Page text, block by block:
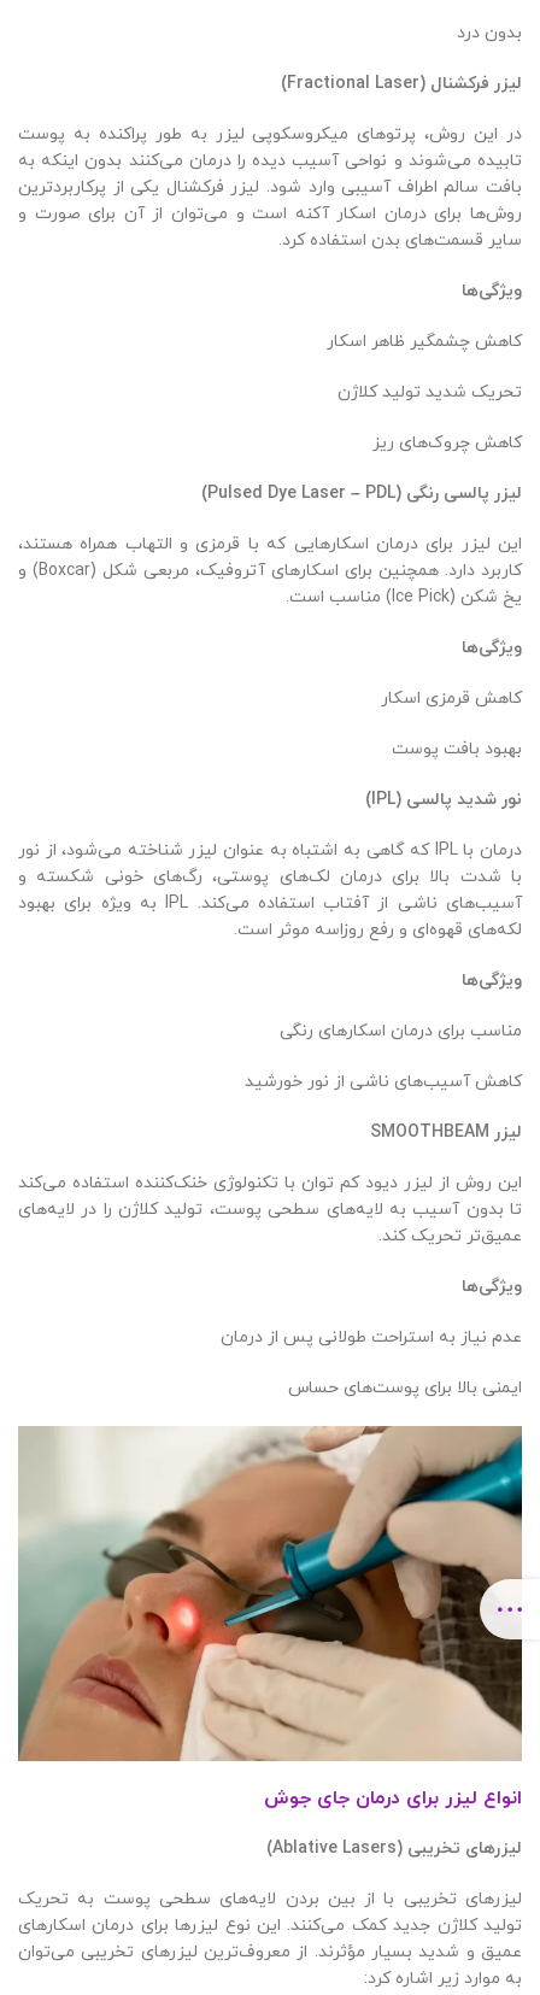
بدون درد
لیزر فرکشنال (Fractional Laser)
در این روش، پرتوهای میکروسکوپی لیزر به طور پراکنده به پوست
تابیده می‌شوند و نواحی آسیب دیده را درمان می‌کنند بدون اینکه به
بافت سالم اطراف آسیبی وارد شود. لیزر فرکشنال یکی از پرکاربردترین
روش‌ها برای درمان اسکار آکنه است و می‌توان از آن برای صورت و
سایر قسمت‌های بدن استفاده کرد.
ویژگی‌ها
کاهش چشمگیر ظاهر اسکار
تحریک شدید تولید کلاژن
کاهش چروک‌های ریز
لیزر پالسی رنگی (Pulsed Dye Laser – PDL)
این لیزر برای درمان اسکارهایی که با قرمزی و التهاب همراه هستند،
کاربرد دارد. همچنین برای اسکارهای آتروفیک، مربعی شکل (Boxcar) و
یخ شکن (Ice Pick) مناسب است.
ویژگی‌ها
کاهش قرمزی اسکار
بهبود بافت پوست
نور شدید پالسی (IPL)
درمان با IPL که گاهی به اشتباه به عنوان لیزر شناخته می‌شود، از نور
با شدت بالا برای درمان لک‌های پوستی، رگ‌های خونی شکسته و
آسیب‌های ناشی از آفتاب استفاده می‌کند. IPL به ویژه برای بهبود
لکه‌های قهوه‌ای و رفع روزاسه موثر است.
ویژگی‌ها
مناسب برای درمان اسکارهای رنگی
کاهش آسیب‌های ناشی از نور خورشید
لیزر
این روش از لیزر دیود کم توان با تکنولوژی خنک‌کننده استفاده می‌کند
تا بدون آسیب به لایه‌های سطحی پوست، تولید کلاژن را در لایه‌های
عمیق‌تر تحریک کند.
ویژگی‌ها
عدم نیاز به استراحت طولانی پس از درمان
ایمنی بالا برای پوست‌های حساس
انواع لیزر برای درمان جای جوش
لیزرهای تخریبی (Ablative Lasers)
لیزرهای تخریبی با از بین بردن لایه‌های سطحی پوست به تحریک
تولید کلاژن جدید کمک می‌کنند. این نوع لیزرها برای درمان اسکارهای
عمیق و شدید بسیار مؤثرند. از معروف‌ترین لیزرهای تخریبی می‌توان
به موارد زیر اشاره کرد: